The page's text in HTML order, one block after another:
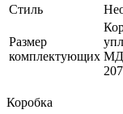
Стиль
Размер
комплектующих
Коробка